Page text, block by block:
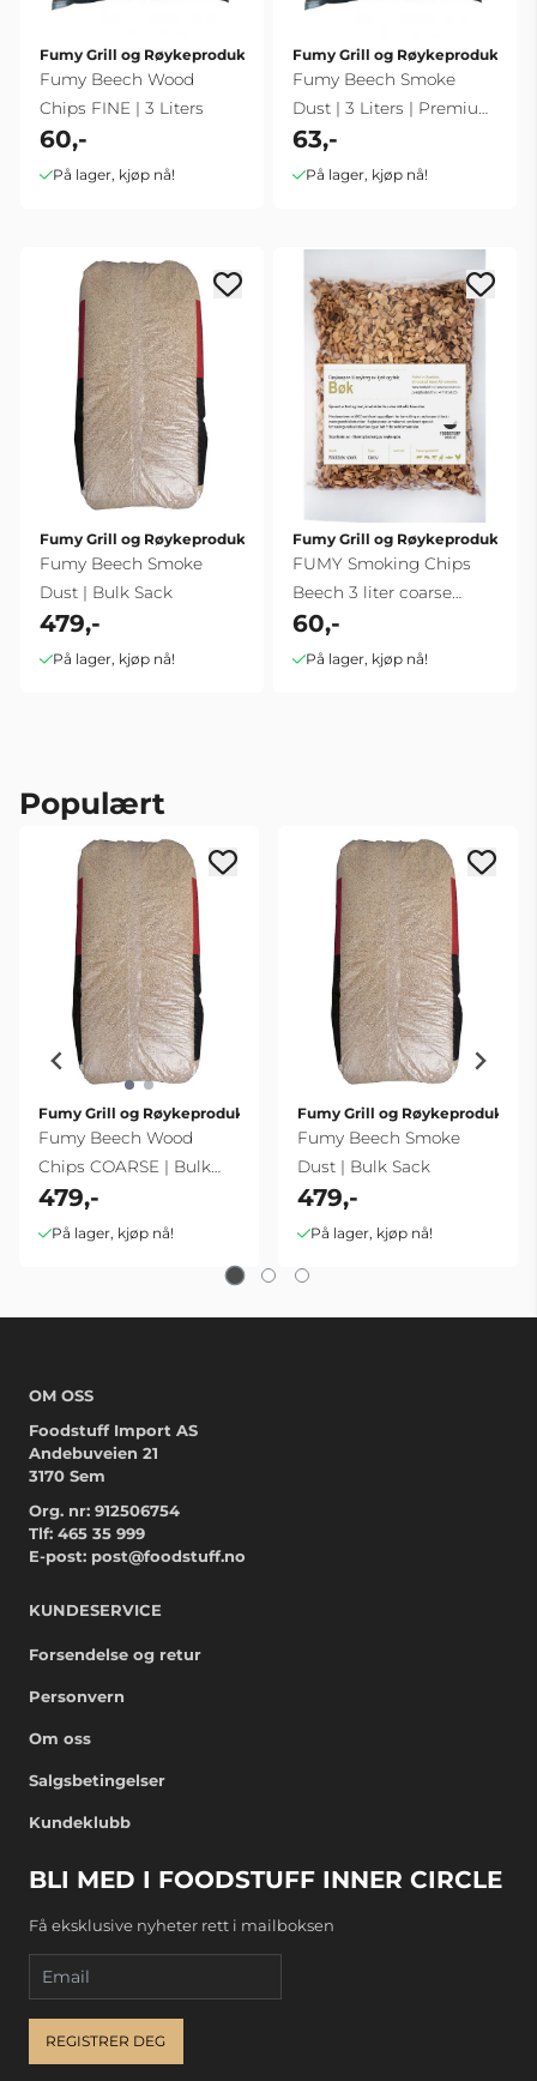
Fumy Grill og Røykeprodukter
Fumy Beech Wood
Chips FINE | 3 Liters
60,-
På lager, kjøp nå!
Fumy Grill og Røykeprodukter
Fumy Beech Smoke
Dust | 3 Liters | Premium
Quality
63,-
På lager, kjøp nå!
Fumy Grill og Røykeprodukter
Fumy Beech Smoke
Dust | Bulk Sack
479,-
På lager, kjøp nå!
Fumy Grill og Røykeprodukter
FUMY Smoking Chips
Beech 3 liter coarse
smoking
60,-
På lager, kjøp nå!
Populært
Fumy Grill og Røykeprodukter
Fumy Beech Wood
Chips COARSE | Bulk
Sack
479,-
På lager, kjøp nå!
Fumy Grill og Røykeprodukter
Fumy Beech Smoke
Dust | Bulk Sack
479,-
På lager, kjøp nå!
OM OSS
Foodstuff Import AS
Andebuveien 21
3170 Sem
Org. nr: 912506754
Tlf: 465 35 999
E-post: post@foodstuff.no
KUNDESERVICE
Forsendelse og retur
Personvern
Om oss
Salgsbetingelser
Kundeklubb
BLI MED I FOODSTUFF INNER CIRCLE
Få eksklusive nyheter rett i mailboksen
REGISTRER DEG